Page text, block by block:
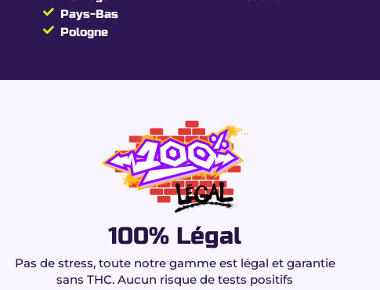
Pays-Bas
Pologne
100% Légal
Pas de stress, toute notre gamme est légal et garantie
sans THC. Aucun risque de tests positifs